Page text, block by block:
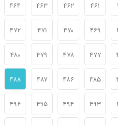
۴۶۱ ۴۶۲ ۴۶۳ ۴۶۴
۴۶۹ ۴۷۰ ۴۷۱ ۴۷۲
۴۷۷ ۴۷۸ ۴۷۹ ۴۸۰
۴۸۵ ۴۸۶ ۴۸۷ ۴۸۸
۴۹۳ ۴۹۴ ۴۹۵ ۴۹۶